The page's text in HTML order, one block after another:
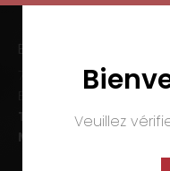
Veuillez
EMMANUEL NASTI
7 avenue Pierre Pflimlin
Tél. :
03 89 46 50 35
Mail :